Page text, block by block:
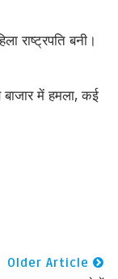
राष्ट्रपति बनी।
में हमला,कई
Older Article